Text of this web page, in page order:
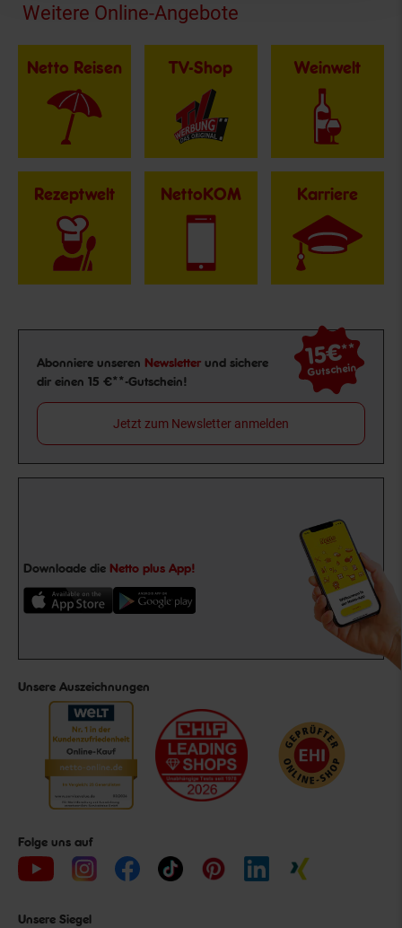
Fußzeile
Weitere Online-Angebote
Netto Reisen TV-Shop Weinwelt
Rezeptwelt NettoKOM Karriere
Newsletter Anmeldung
Abonniere unseren Newsletter und sichere
dir einen 15 €**-Gutschein!
15€**
Gutschein
Jetzt zum Newsletter anmelden
Downloade die Netto plus App!
Unsere Auszeichnungen
Folge uns auf
Unsere Siegel